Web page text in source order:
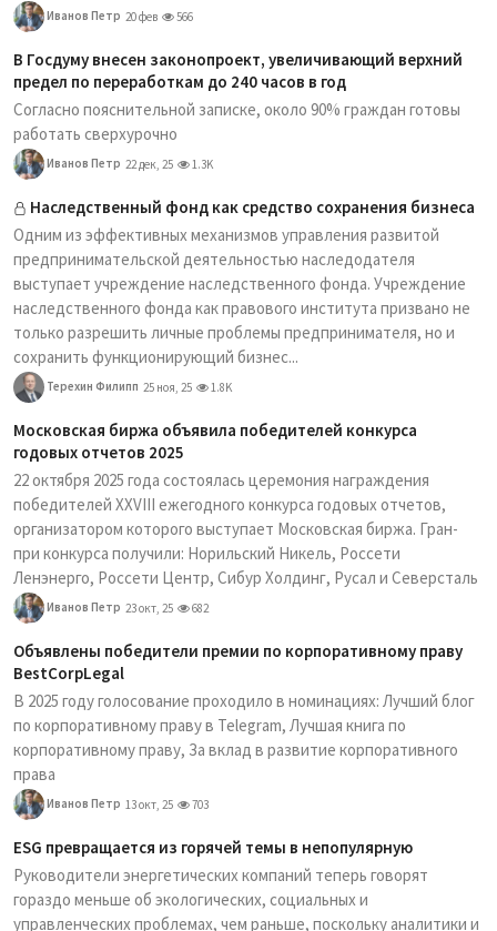
Иванов Петр 20 фев 566
В Госдуму внесен законопроект, увеличивающий верхний
предел по переработкам до 240 часов в год
Согласно пояснительной записке, около 90% граждан готовы
работать сверхурочно
Иванов Петр 22 дек, 25 1.3K
Наследственный фонд как средство сохранения бизнеса
Одним из эффективных механизмов управления развитой
предпринимательской деятельностью наследодателя
выступает учреждение наследственного фонда. Учреждение
наследственного фонда как правового института призвано не
только разрешить личные проблемы предпринимателя, но и
сохранить функционирующий бизнес...
Терехин Филипп 25 ноя, 25 1.8K
Московская биржа объявила победителей конкурса
годовых отчетов 2025
22 октября 2025 года состоялась церемония награждения
победителей XXVIII ежегодного конкурса годовых отчетов,
организатором которого выступает Московская биржа. Гран-
при конкурса получили: Норильский Никель, Россети
Ленэнерго, Россети Центр, Сибур Холдинг, Русал и Северсталь
Иванов Петр 23 окт, 25 682
Объявлены победители премии по корпоративному праву
BestCorpLegal
В 2025 году голосование проходило в номинациях: Лучший блог
по корпоративному праву в Telegram, Лучшая книга по
корпоративному праву, За вклад в развитие корпоративного
права
Иванов Петр 13 окт, 25 703
ESG превращается из горячей темы в непопулярную
Руководители энергетических компаний теперь говорят
гораздо меньше об экологических, социальных и
управленческих проблемах, чем раньше, поскольку аналитики и